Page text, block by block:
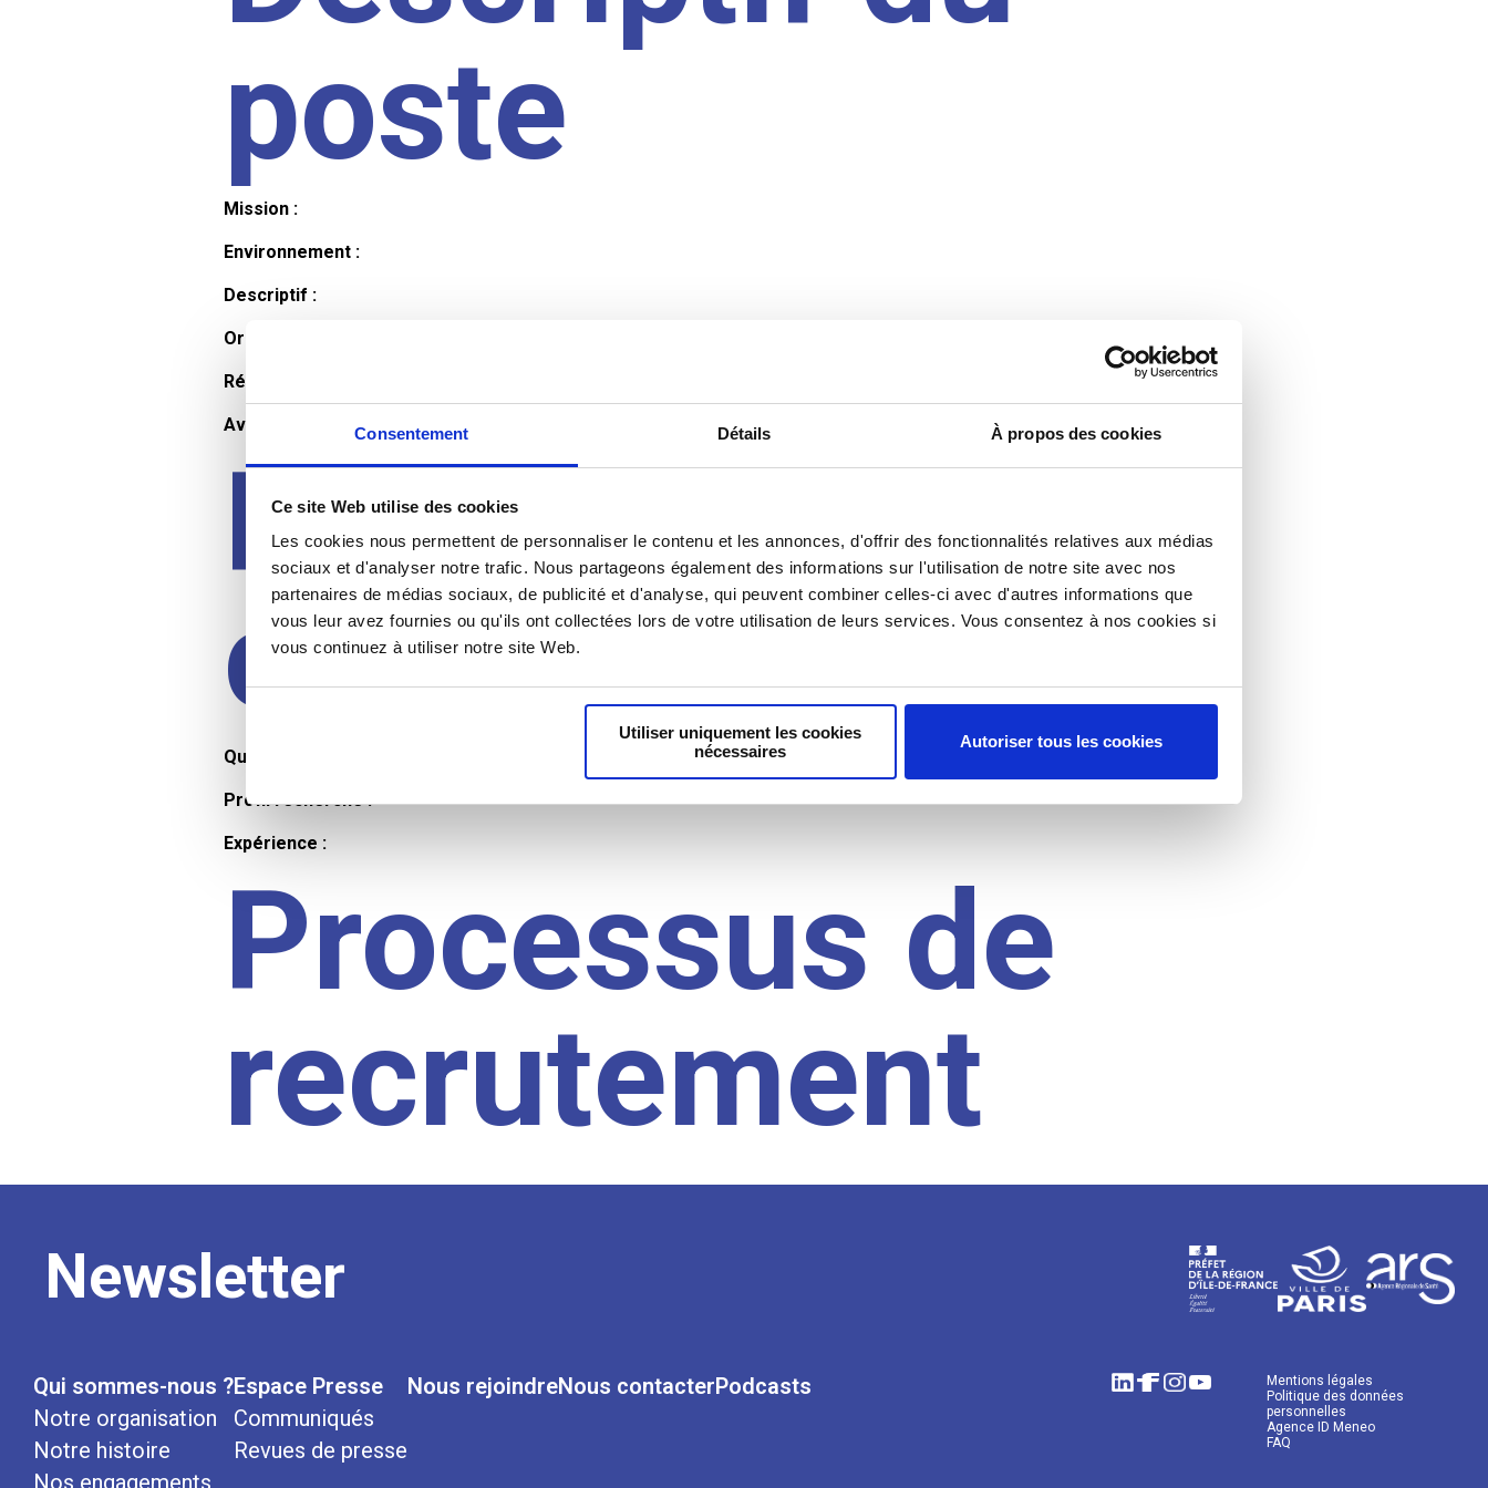
Consentement Détails À propos des cookies
Ce site Web utilise des cookies
Les cookies nous permettent de personnaliser le contenu et les annonces, d'offrir des fonctionnalités relatives aux médias
sociaux et d'analyser notre trafic. Nous partageons également des informations sur l'utilisation de notre site avec nos
partenaires de médias sociaux, de publicité et d'analyse, qui peuvent combiner celles-ci avec d'autres informations que
vous leur avez fournies ou qu'ils ont collectées lors de votre utilisation de leurs services. Vous consentez à nos cookies si
vous continuez à utiliser notre site Web.
Utiliser uniquement les cookies
nécessaires
Autoriser tous les cookies
poste
Mission :
Environnement :
Descriptif :
Organisation et horaires :
Rémunération :
Avantages :
Profil du
candidat
Qualifications et diplômes :
Profil recherché :
Expérience :
Processus de
recrutement
Newsletter
Qui sommes-nous ?
Notre organisation
Notre histoire
Nos engagements
Espace Presse
Communiqués
Revues de presse
Nous rejoindreNous contacterPodcasts
Mentions légales
Politique des données
personnelles
Agence ID Meneo
FAQ